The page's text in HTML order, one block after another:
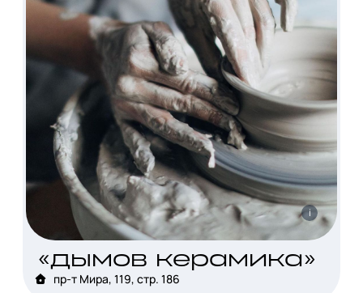
i
«дымов керамика»
пр-т Мира, 119, стр. 186